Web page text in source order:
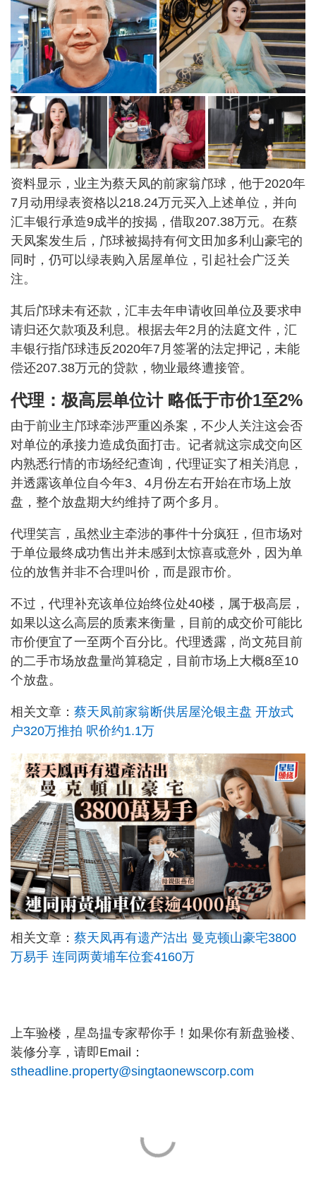
资料显示，业主为蔡天凤的前家翁邝球，他于2020年
7月动用绿表资格以218.24万元买入上述单位，并向
汇丰银行承造9成半的按揭，借取207.38万元。在蔡
天凤案发生后，邝球被揭持有何文田加多利山豪宅的
同时，仍可以绿表购入居屋单位，引起社会广泛关
注。
其后邝球未有还款，汇丰去年申请收回单位及要求申
请归还欠款项及利息。根据去年2月的法庭文件，汇
丰银行指邝球违反2020年7月签署的法定押记，未能
偿还207.38万元的贷款，物业最终遭接管。
代理：极高层单位计 略低于市价1至2%
由于前业主邝球牵涉严重凶杀案，不少人关注这会否
对单位的承接力造成负面打击。记者就这宗成交向区
内熟悉行情的市场经纪查询，代理证实了相关消息，
并透露该单位自今年3、4月份左右开始在市场上放
盘，整个放盘期大约维持了两个多月。
代理笑言，虽然业主牵涉的事件十分疯狂，但市场对
于单位最终成功售出并未感到太惊喜或意外，因为单
位的放售并非不合理叫价，而是跟市价。
不过，代理补充该单位始终位处40楼，属于极高层，
如果以这么高层的质素来衡量，目前的成交价可能比
市价便宜了一至两个百分比。代理透露，尚文苑目前
的二手市场放盘量尚算稳定，目前市场上大概8至10
个放盘。
相关文章： 蔡天凤前家翁断供居屋沦银主盘 开放式
户320万推拍 呎价约1.1万
相关文章： 蔡天凤再有遗产沽出 曼克顿山豪宅3800
万易手 连同两黄埔车位套4160万
上车验楼，星岛揾专家帮你手！如果你有新盘验楼、
装修分享，请即Email：
stheadline.property@singtaonewscorp.com